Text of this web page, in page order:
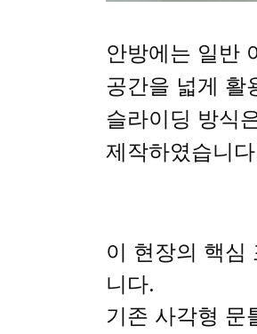
안방에는 일반
공간을 넓게 활
슬라이딩 방식
제작하였습니
이 현장의 핵
니다.
기존 사각형 문